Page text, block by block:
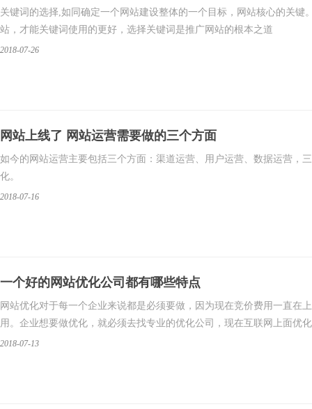
关键词的选择,如同确定一个网站建设整体的一个目标，网站核心的关
站，才能关键词使用的更好，选择关键词是推广网站的根本之道
2018-07-26
网站上线了 网站运营需要做的三个方面
如今的网站运营主要包括三个方面：渠道运营、用户运营、数据运营，
化。
2018-07-16
一个好的网站优化公司都有哪些特点
网站优化对于每一个企业来说都是必须要做，因为现在竞价费用一直在
用。企业想要做优化，就必须去找专业的优化公司，现在互联网上面优
2018-07-13